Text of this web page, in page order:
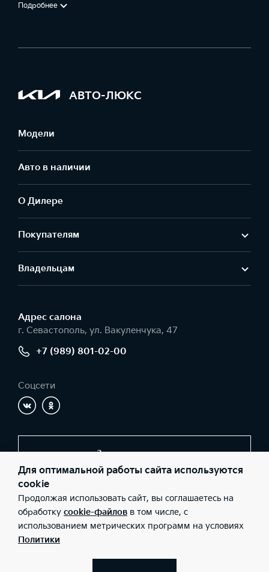
Подробнее
АВТО-ЛЮКС
Модели
Авто в наличии
О Дилере
Покупателям
Владельцам
Адрес салонa
г. Севастополь, ул. Вакуленчука, 47
+7 (989) 801-02-00
Соцсети
Заказать звонок
© 2026 Юридические лица ООО «АВТО-ЛЮКС» (Фактический
адрес: г. Севастополь, ул. Вакуленчука, 47; Телефон: +7 (989)
801-02-00; ИНН: 9201000085; ОГРН: 1149200000180), ООО «Киа
Россия и СНГ» (Фактический адрес: г.Москва, Валовая 26;
Телефон: 8 800 301 08 80; ИНН: 7728674093; ОГРН:
5087746291760) ведут деятельность на территории РФ в
Для оптимальной работы сайта используются
cookie
Продолжая использовать сайт, вы соглашаетесь на
обработку cookie-файлов в том числе, с
использованием метрических программ на условиях
Политики